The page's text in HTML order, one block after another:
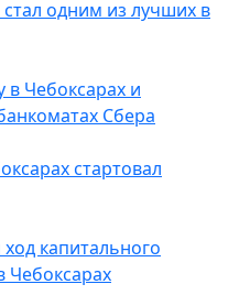
одним из лучших в
Чебоксарах и
Сбера
стартовал
капитального